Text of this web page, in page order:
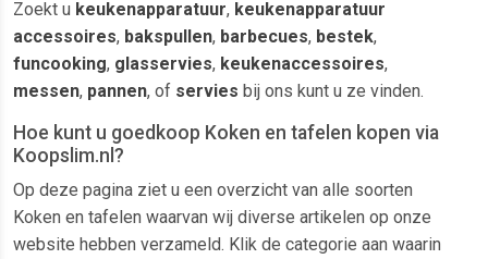
Zoekt u keukenapparatuur, keukenapparatuur
accessoires, bakspullen, barbecues, bestek,
funcooking, glasservies, keukenaccessoires,
messen, pannen, of servies bij ons kunt u ze vinden.
Hoe kunt u goedkoop Koken en tafelen kopen via
Koopslim.nl?
Op deze pagina ziet u een overzicht van alle soorten
Koken en tafelen waarvan wij diverse artikelen op onze
website hebben verzameld. Klik de categorie aan waarin